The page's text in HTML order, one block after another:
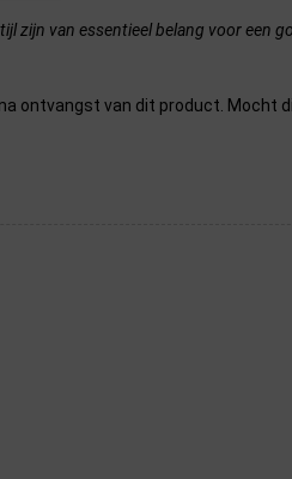
zijn van essentieel belang voor een
ontvangst van dit product.